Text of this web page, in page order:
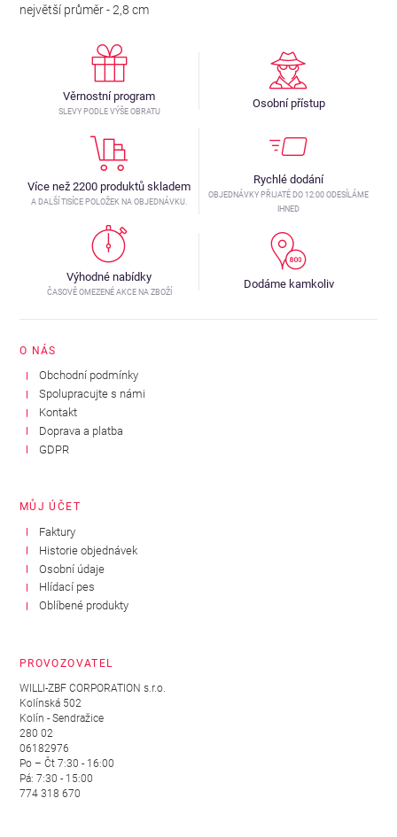
největší průměr - 2,8 cm
Věrnostní program
SLEVY PODLE VÝŠE OBRATU
Osobní přístup
Více než 2200 produktů skladem
A DALŠÍ TISÍCE POLOŽEK NA OBJEDNÁVKU.
Rychlé dodání
OBJEDNÁVKY PŘIJATÉ DO 12:00 ODESÍLÁME
IHNED
Výhodné nabídky
ČASOVĚ OMEZENÉ AKCE NA ZBOŽÍ
Dodáme kamkoliv
O NÁS
Obchodní podmínky
Spolupracujte s námi
Kontakt
Doprava a platba
GDPR
MŮJ ÚČET
Faktury
Historie objednávek
Osobní údaje
Hlídací pes
Oblíbené produkty
PROVOZOVATEL
WILLI-ZBF CORPORATION s.r.o.
Kolínská 502
Kolín - Sendražice
280 02
06182976
Po – Čt 7:30 - 16:00
Pá: 7:30 - 15:00
774 318 670